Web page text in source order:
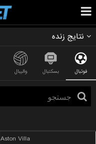
نتایج زنده
فوتبال بسکتبال والیبال
Aston Villa